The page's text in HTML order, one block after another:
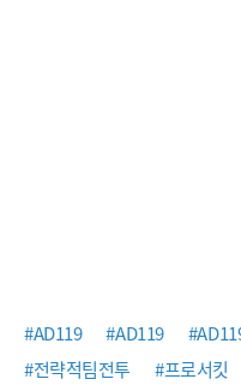
#AD119 #AD119
#전략적팀전투
#프로서킷